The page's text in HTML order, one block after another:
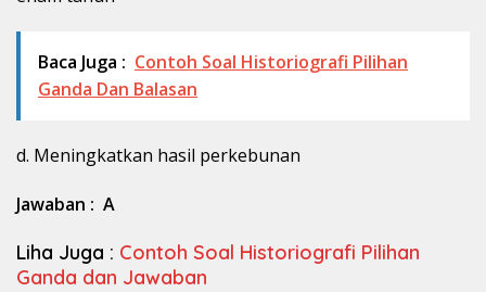
Baca Juga : Contoh Soal Historiografi Pilihan
Ganda Dan Balasan
d. Meningkatkan hasil perkebunan
Jawaban : A
Liha Juga : Contoh Soal Historiografi Pilihan
Ganda dan Jawaban